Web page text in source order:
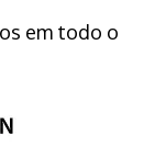
em todo o